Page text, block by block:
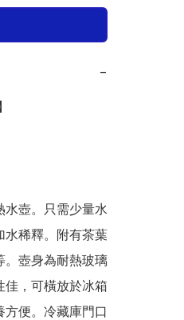
−
水壺。只需少量水
水稀釋。附有茶葉
。壺身為耐熱玻璃
佳，可橫放於冰箱
便。冷藏庫門口